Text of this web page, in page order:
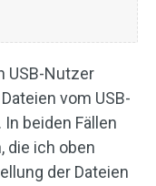
USB-Nutzer
vom USB-
beiden Fällen
die ich oben
der Dateien